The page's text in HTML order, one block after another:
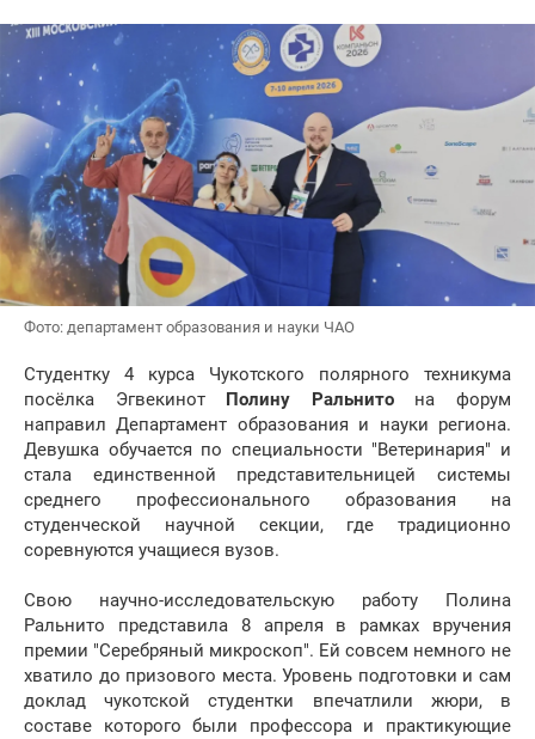
Фото: департамент образования и науки ЧАО
Студентку 4 курса Чукотского полярного техникума
посёлка Эгвекинот Полину Ральнитона форум
направил Департамент образования и науки региона.
Девушка обучается по специальности "Ветеринария" и
стала единственной представительницей системы
среднего профессионального образования на
студенческой научной секции, где традиционно
соревнуются учащиеся вузов.
Свою научно-исследовательскую работу Полина
Ральнито представила 8 апреля в рамках вручения
премии "Серебряный микроскоп". Ей совсем немного не
хватило до призового места. Уровень подготовки и сам
доклад чукотской студентки впечатлили жюри, в
составе которого были профессора и практикующие